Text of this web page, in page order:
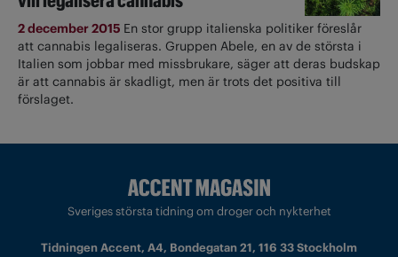
2 december 2015 En stor grupp italienska politiker föreslår
att cannabis legaliseras. Gruppen Abele, en av de största i
Italien som jobbar med missbrukare, säger att deras budskap
är att cannabis är skadligt, men är trots det positiva till
förslaget.
Sveriges största tidning om droger och nykterhet
Tidningen Accent, A4, Bondegatan 21, 116 33 Stockholm